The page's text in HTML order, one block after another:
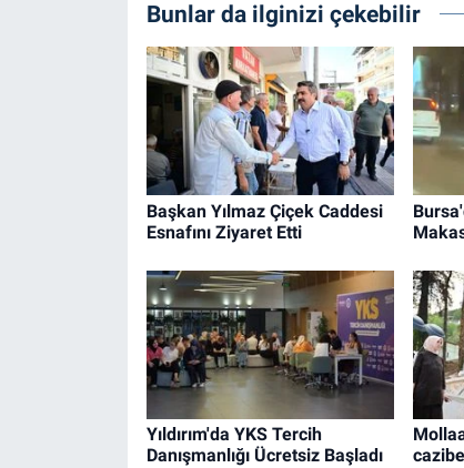
Bunlar da ilginizi çekebilir
Başkan Yılmaz Çiçek Caddesi
Esnafını Ziyaret Etti
Yıldırım'da YKS Tercih
Danışmanlığı Ücretsiz Başladı